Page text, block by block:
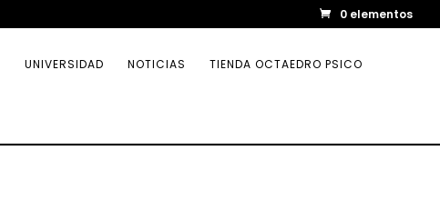
0 elementos
UNIVERSIDAD NOTICIAS TIENDA OCTAEDRO PSICO